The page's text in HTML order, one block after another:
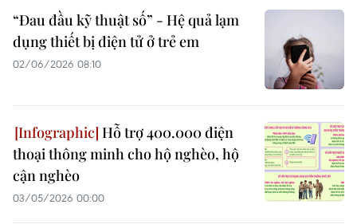
“Đau đầu kỹ thuật số” - Hệ quả lạm
dụng thiết bị điện tử ở trẻ em
02/06/2026 08:10
Hỗ trợ 400.000 điện
thoại thông minh cho hộ nghèo, hộ
cận nghèo
03/05/2026 00:00